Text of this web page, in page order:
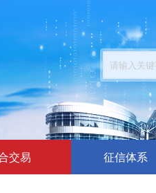
交易 征信体系